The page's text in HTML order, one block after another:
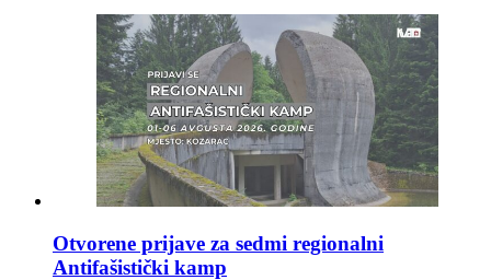
Otvorene prijave za sedmi regionalni
Antifašistički kamp